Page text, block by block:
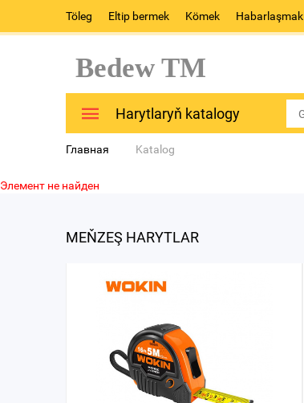
Töleg Eltip bermek Kömek Habarlaşmak
Bedew TM
Harytlaryň katalogy
Главная Katalog
Элемент не найден
MEŇZEŞ HARYTLAR